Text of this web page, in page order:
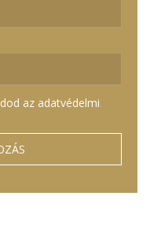
az adatvédelmi